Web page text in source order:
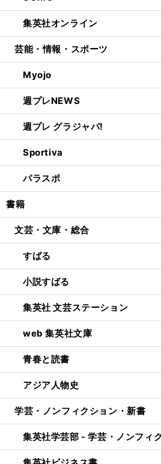
集英社オンライン
芸能・情報・スポーツ
Myojo
週プレNEWS
週プレ グラジャパ!
Sportiva
パラスポ
書籍
文芸・文庫・総合
すばる
小説すばる
集英社 文芸ステーション
web 集英社文庫
青春と読書
アジア人物史
学芸・ノンフィクション・新書
集英社学芸部 - 学芸・ノンフィ